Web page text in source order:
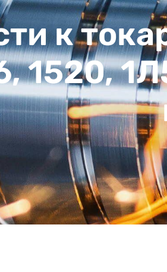
к
1520,